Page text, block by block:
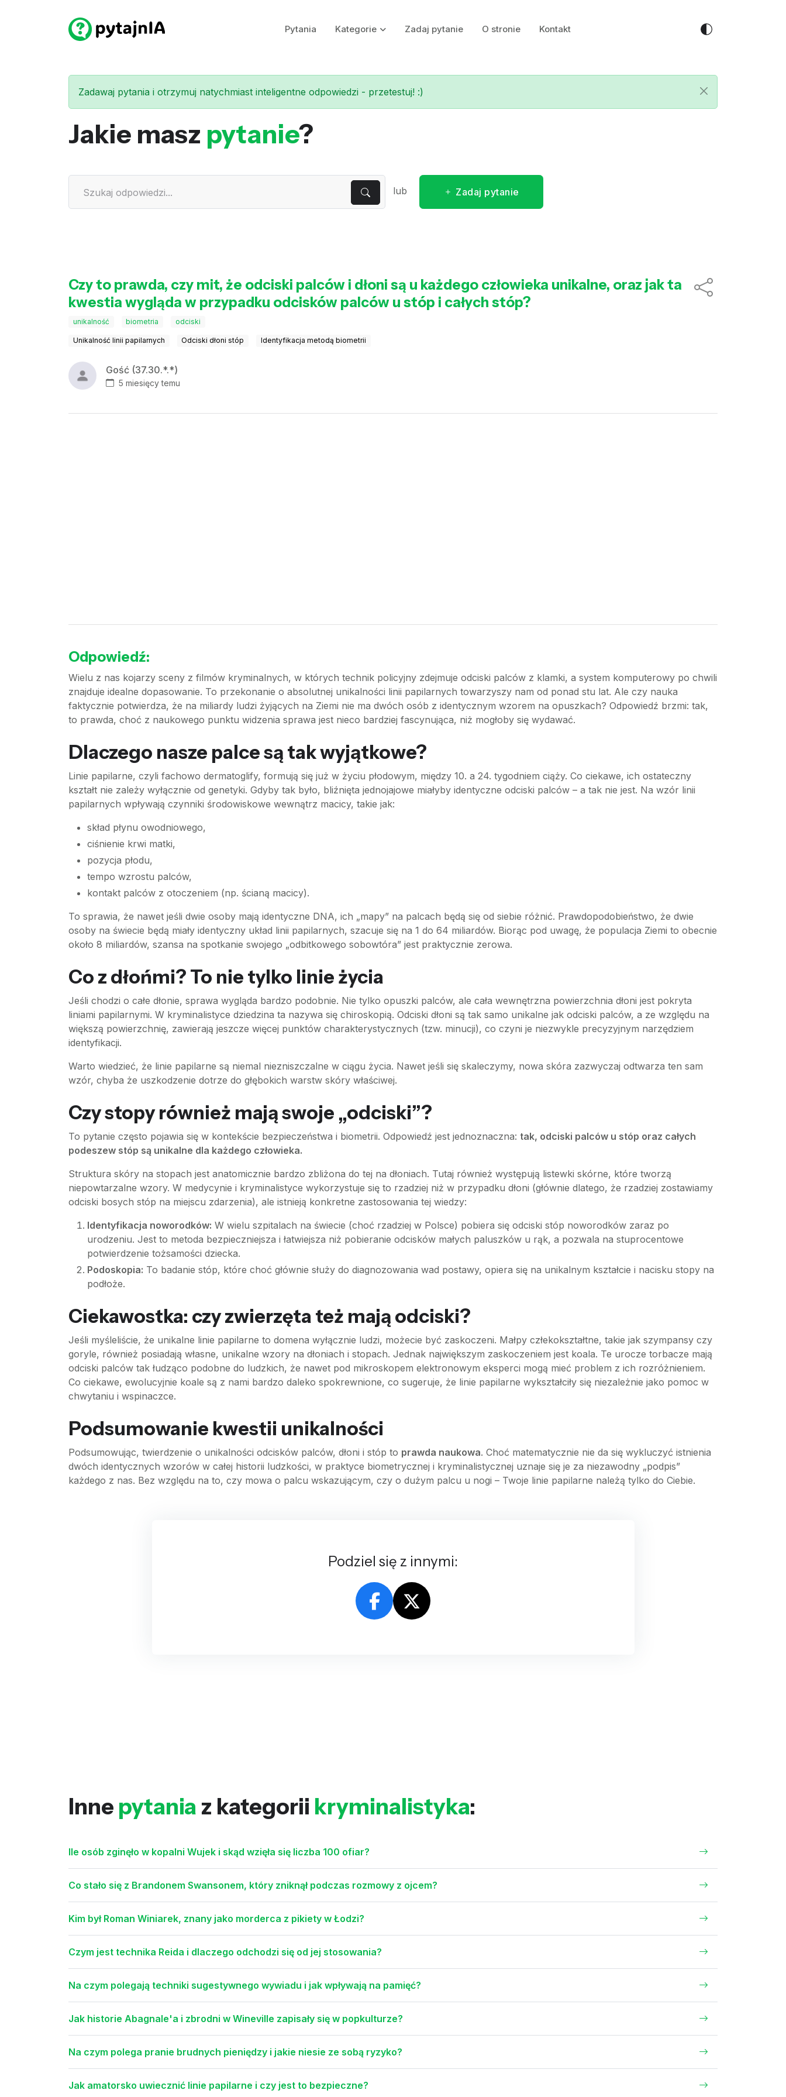
Pytania Kategorie Zadaj pytanie O stronie Kontakt
Zadawaj pytania i otrzymuj natychmiast inteligentne odpowiedzi - przetestuj! :)
Jakie masz pytanie?
lub Zadaj pytanie
Czy to prawda, czy mit, że odciski palców i dłoni są u każdego człowieka unikalne, oraz jak ta
kwestia wygląda w przypadku odcisków palców u stóp i całych stóp?
unikalność biometria odciski
Unikalność linii papilarnych Odciski dłoni stóp Identyfikacja metodą biometrii
Gość (37.30.*.*)
5 miesięcy temu
Odpowiedź:
Wielu z nas kojarzy sceny z filmów kryminalnych, w których technik policyjny zdejmuje odciski palców z klamki, a system komputerowy po chwili
znajduje idealne dopasowanie. To przekonanie o absolutnej unikalności linii papilarnych towarzyszy nam od ponad stu lat. Ale czy nauka
faktycznie potwierdza, że na miliardy ludzi żyjących na Ziemi nie ma dwóch osób z identycznym wzorem na opuszkach? Odpowiedź brzmi: tak,
to prawda, choć z naukowego punktu widzenia sprawa jest nieco bardziej fascynująca, niż mogłoby się wydawać.
Dlaczego nasze palce są tak wyjątkowe?
Linie papilarne, czyli fachowo dermatoglify, formują się już w życiu płodowym, między 10. a 24. tygodniem ciąży. Co ciekawe, ich ostateczny
kształt nie zależy wyłącznie od genetyki. Gdyby tak było, bliźnięta jednojajowe miałyby identyczne odciski palców – a tak nie jest. Na wzór linii
papilarnych wpływają czynniki środowiskowe wewnątrz macicy, takie jak:
skład płynu owodniowego,
ciśnienie krwi matki,
pozycja płodu,
tempo wzrostu palców,
kontakt palców z otoczeniem (np. ścianą macicy).
To sprawia, że nawet jeśli dwie osoby mają identyczne DNA, ich „mapy” na palcach będą się od siebie różnić. Prawdopodobieństwo, że dwie
osoby na świecie będą miały identyczny układ linii papilarnych, szacuje się na 1 do 64 miliardów. Biorąc pod uwagę, że populacja Ziemi to obecnie
około 8 miliardów, szansa na spotkanie swojego „odbitkowego sobowtóra” jest praktycznie zerowa.
Co z dłońmi? To nie tylko linie życia
Jeśli chodzi o całe dłonie, sprawa wygląda bardzo podobnie. Nie tylko opuszki palców, ale cała wewnętrzna powierzchnia dłoni jest pokryta
liniami papilarnymi. W kryminalistyce dziedzina ta nazywa się chiroskopią. Odciski dłoni są tak samo unikalne jak odciski palców, a ze względu na
większą powierzchnię, zawierają jeszcze więcej punktów charakterystycznych (tzw. minucji), co czyni je niezwykle precyzyjnym narzędziem
identyfikacji.
Warto wiedzieć, że linie papilarne są niemal niezniszczalne w ciągu życia. Nawet jeśli się skaleczymy, nowa skóra zazwyczaj odtwarza ten sam
wzór, chyba że uszkodzenie dotrze do głębokich warstw skóry właściwej.
Czy stopy również mają swoje „odciski”?
To pytanie często pojawia się w kontekście bezpieczeństwa i biometrii. Odpowiedź jest jednoznaczna: tak, odciski palców u stóp oraz całych
podeszew stóp są unikalne dla każdego człowieka.
Struktura skóry na stopach jest anatomicznie bardzo zbliżona do tej na dłoniach. Tutaj również występują listewki skórne, które tworzą
niepowtarzalne wzory. W medycynie i kryminalistyce wykorzystuje się to rzadziej niż w przypadku dłoni (głównie dlatego, że rzadziej zostawiamy
odciski bosych stóp na miejscu zdarzenia), ale istnieją konkretne zastosowania tej wiedzy:
Identyfikacja noworodków: W wielu szpitalach na świecie (choć rzadziej w Polsce) pobiera się odciski stóp noworodków zaraz po
urodzeniu. Jest to metoda bezpieczniejsza i łatwiejsza niż pobieranie odcisków małych paluszków u rąk, a pozwala na stuprocentowe
potwierdzenie tożsamości dziecka.
Podoskopia: To badanie stóp, które choć głównie służy do diagnozowania wad postawy, opiera się na unikalnym kształcie i nacisku stopy na
podłoże.
Ciekawostka: czy zwierzęta też mają odciski?
Jeśli myśleliście, że unikalne linie papilarne to domena wyłącznie ludzi, możecie być zaskoczeni. Małpy człekokształtne, takie jak szympansy czy
goryle, również posiadają własne, unikalne wzory na dłoniach i stopach. Jednak największym zaskoczeniem jest koala. Te urocze torbacze mają
odciski palców tak łudząco podobne do ludzkich, że nawet pod mikroskopem elektronowym eksperci mogą mieć problem z ich rozróżnieniem.
Co ciekawe, ewolucyjnie koale są z nami bardzo daleko spokrewnione, co sugeruje, że linie papilarne wykształciły się niezależnie jako pomoc w
chwytaniu i wspinaczce.
Podsumowanie kwestii unikalności
Podsumowując, twierdzenie o unikalności odcisków palców, dłoni i stóp to prawda naukowa. Choć matematycznie nie da się wykluczyć istnienia
dwóch identycznych wzorów w całej historii ludzkości, w praktyce biometrycznej i kryminalistycznej uznaje się je za niezawodny „podpis”
każdego z nas. Bez względu na to, czy mowa o palcu wskazującym, czy o dużym palcu u nogi – Twoje linie papilarne należą tylko do Ciebie.
Podziel się z innymi:
Inne pytania z kategorii kryminalistyka:
Ile osób zginęło w kopalni Wujek i skąd wzięła się liczba 100 ofiar?
Co stało się z Brandonem Swansonem, który zniknął podczas rozmowy z ojcem?
Kim był Roman Winiarek, znany jako morderca z pikiety w Łodzi?
Czym jest technika Reida i dlaczego odchodzi się od jej stosowania?
Na czym polegają techniki sugestywnego wywiadu i jak wpływają na pamięć?
Jak historie Abagnale'a i zbrodni w Wineville zapisały się w popkulturze?
Na czym polega pranie brudnych pieniędzy i jakie niesie ze sobą ryzyko?
Jak amatorsko uwiecznić linie papilarne i czy jest to bezpieczne?